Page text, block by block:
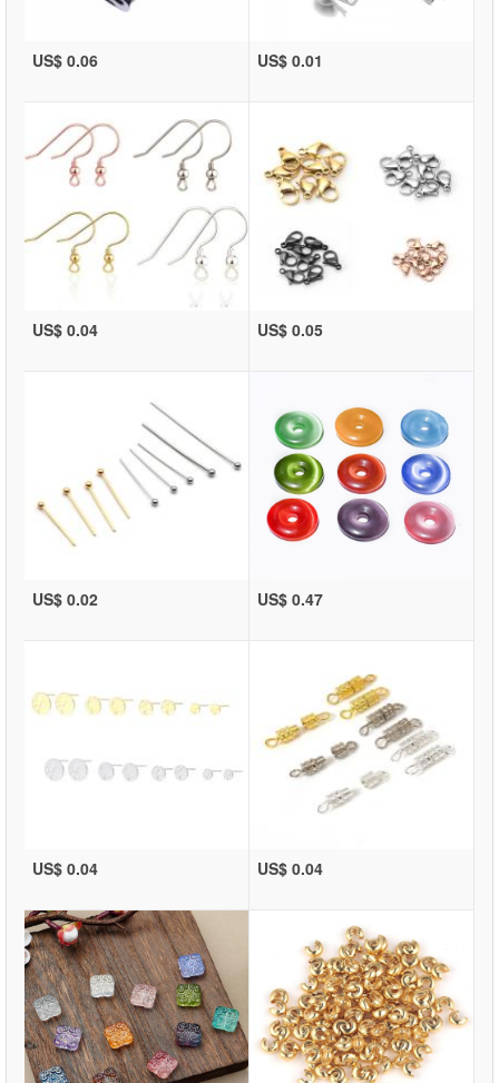
US$ 0.06 US$ 0.01
US$ 0.04 US$ 0.05
US$ 0.02 US$ 0.47
US$ 0.04 US$ 0.04